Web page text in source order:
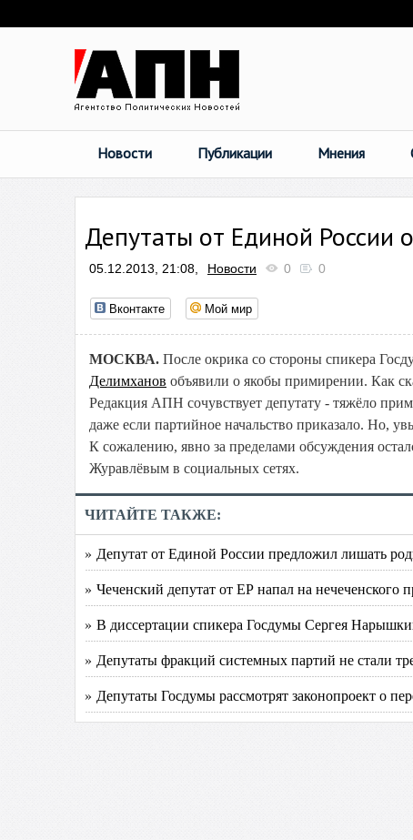
Новости Публикации Мнения
Депутаты от Единой России
05.12.2013, 21:08, Новости 0 0
Вконтакте Мой мир
МОСКВА. После окрика со стороны спикера
Делимханов объявили о якобы примирении. Как
Редакция АПН сочувствует депутату - тяжёло
даже если партийное начальство приказало. Но,
К сожалению, явно за пределами обсуждения
Журавлёвым в социальных сетях.
ЧИТАЙТЕ ТАКЖЕ:
» Депутат от Единой России предложил лишать
» Чеченский депутат от ЕР напал на нечеченского
» В диссертации спикера Госдумы Сергея
» Депутаты фракций системных партий не стали
» Депутаты Госдумы рассмотрят законопроект о